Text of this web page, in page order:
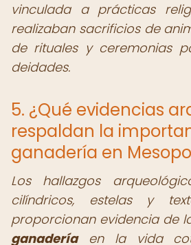
vinculada a prácticas
realizaban sacrificios de
de rituales y ceremonias
deidades.
5. ¿Qué evidencias
respaldan la
ganadería en
Los hallazgos
cilíndricos, estelas y
proporcionan evidencia de
ganaderíaen la vida